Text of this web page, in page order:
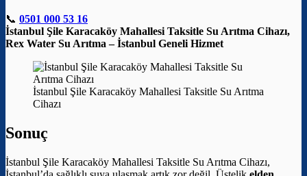
📞 0501 000 53 16
İstanbul Şile Karacaköy Mahallesi Taksitle Su Arıtma Cihazı,
Rex Water Su Arıtma – İstanbul Geneli Hizmet
İstanbul Şile Karacaköy Mahallesi Taksitle Su Arıtma
Cihazı
Sonuç
İstanbul Şile Karacaköy Mahallesi Taksitle Su Arıtma Cihazı,